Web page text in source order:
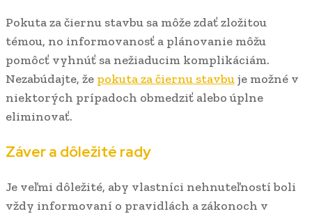
Pokuta za čiernu stavbu sa môže zdať zložitou
témou, no informovanosť a plánovanie môžu
pomôcť vyhnúť sa nežiaducim komplikáciám.
Nezabúdajte, že pokuta za čiernu stavbuje možné v
niektorých prípadoch obmedziť alebo úplne
eliminovať.
Záver a dôležité rady
Je veľmi dôležité, aby vlastníci nehnuteľností boli
vždy informovaní o pravidlách a zákonoch v